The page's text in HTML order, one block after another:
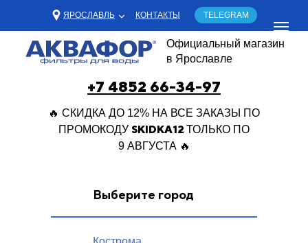
+7 4852 66-34-97
ЯРОСЛАВЛЬ
Официальный магазин
в Ярославле
🔥 СКИДКА ДО 12% НА ВСЕ ЗАКАЗЫ ПО
ПРОМОКОДУ SKIDKA12 ТОЛЬКО ПО
9 АВГУСТА 🔥
КОНТАКТЫ TELEGRAM
Выберите город